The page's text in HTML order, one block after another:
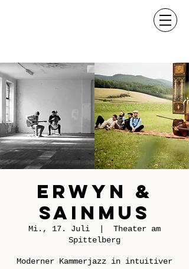
Erwyn &
SainMus
Mi., 17. Juli
Theater am
Spittelberg
Moderner Kammerjazz in intuitiver